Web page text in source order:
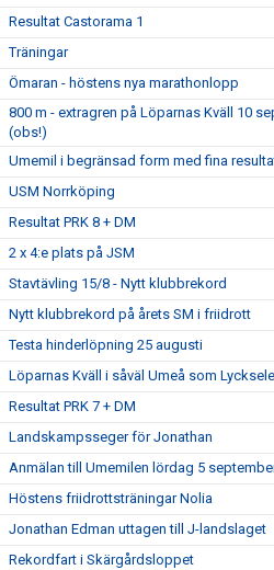
Resultat Castorama 1
Träningar
Ömaran - höstens nya marathonlopp
800 m - extragren på Löparnas Kväll 10
(obs!)
Umemil i begränsad form med fina
USM Norrköping
Resultat PRK 8 + DM
2 x 4:e plats på JSM
Stavtävling 15/8 - Nytt klubbrekord
Nytt klubbrekord på årets SM i friidrott
Testa hinderlöpning 25 augusti
Löparnas Kväll i såväl Umeå som Lycksele
Resultat PRK 7 + DM
Landskampsseger för Jonathan
Anmälan till Umemilen lördag 5
Höstens friidrottsträningar Nolia
Jonathan Edman uttagen till J-landslaget
Rekordfart i Skärgårdsloppet